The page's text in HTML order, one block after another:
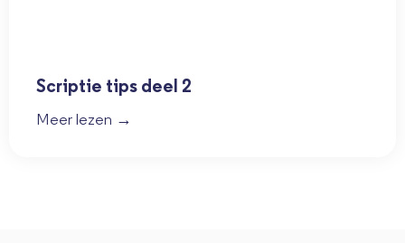
Scriptie tips deel 2
Meer lezen →